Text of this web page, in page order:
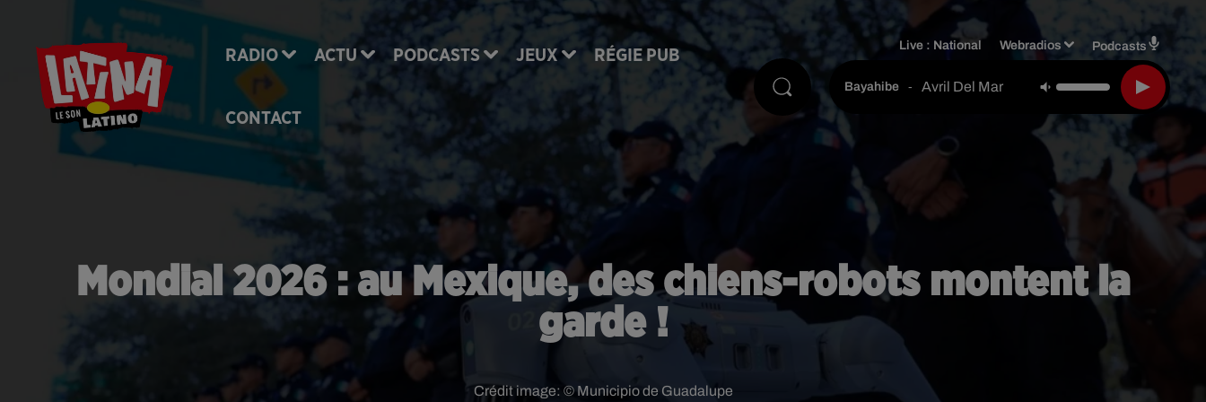
RADIO ACTU PODCASTS JEUX RÉGIE PUB
CONTACT
Live : National Webradios Podcasts
Bayahibe - Avril Del Mar
Mondial 2026 : au Mexique, des chiens-robots montent la
garde !
Crédit image: © Municipio de Guadalupe